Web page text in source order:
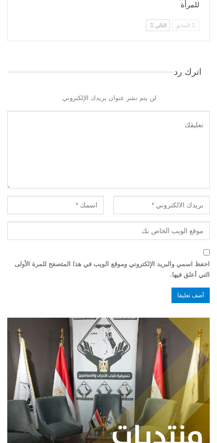
للمرأة
السابق التالي
اترك رد
لن يتم نشر عنوان بريدك الإلكتروني.
احفظ اسمي والبريد الإلكتروني وموقع الويب في هذا المتصفح للمرة الأولى
التي أعلق فيها.